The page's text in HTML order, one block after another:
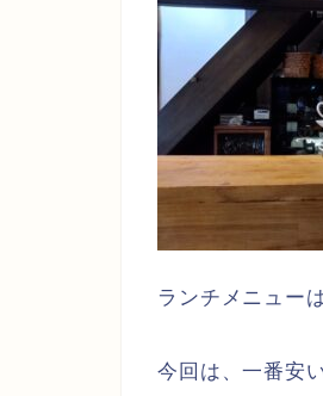
ランチメニュー
今回は、一番安